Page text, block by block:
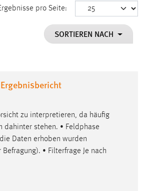
pro Seite:
SORTIEREN NACH
zu interpretieren, da häufig
dahinter stehen. • Feldphase
Daten erhoben wurden
• Filterfrage Je nach
speichert die ausgewählten Einverständnis-
Seitenauslieferung wird in diesem Cookie
man eingeloggt ist.